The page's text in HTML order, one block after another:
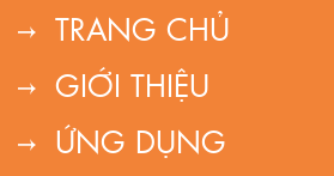
TRANG CHỦ
GIỚI THIỆU
ỨNG DỤNG